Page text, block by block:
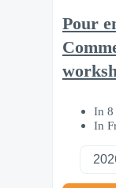
Pour
In 8
In